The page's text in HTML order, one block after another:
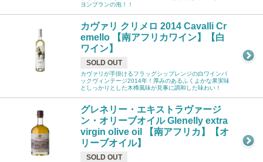
ヨンブランの泡！！
カヴァリ クリメロ 2014 Cavalli Cr
emello 【南アフリカワイン】【白
ワイン】
SOLD OUT
カヴァリが手掛けるフラッグシップレンジの白ワインバ
ックヴィンテージ2014年！厚みのあるふくよかな果実味
としっかりとした木樽風味が見事に調和した味わい！
グレネリー・エキストラヴァージ
ン・オリーブオイル Glenelly extra
virgin olive oil 【南アフリカ】【オ
リーブオイル】
SOLD OUT